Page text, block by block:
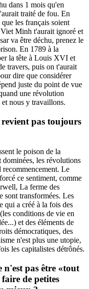
dans 1 mois qu'en
traité de fou. En
les français soient
Minh t'aurait ignoré et
va être déchu, prenez le
En 1789 à la
la tête à Louis XVI et
travers, puis on t'aurait
dire que considérer
juste du point de vue
une révolution
nous y travaillons.
pas toujours
le poison de la
dominées, les révolutions
recommencement. Le
ce sentiment, comme
La ferme des
sont transformées. Les
qui a créé à la fois des
conditions de vie en
et des éléments de
démocratiques, des
n'est plus une utopie,
les capitalistes détrônés.
n'est pas être «tout
de petites